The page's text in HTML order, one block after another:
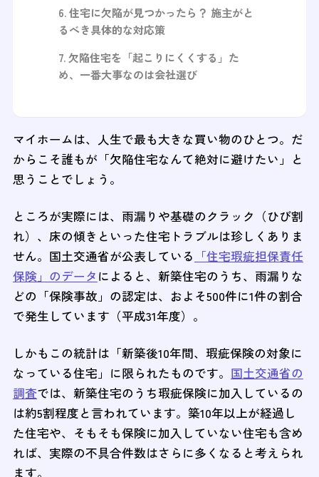
住宅に欠陥が見つかったら？ 施主がと
るべき具体的な対応策
欠陥住宅を「起こりにくくする」た
め、一番大事なのは会社選び
マイホームは、人生で最も大きな買い物のひとつ。だ
からこそ誰もが「欠陥住宅なんて絶対に避けたい」と
思うことでしょう。
ところが実際には、雨漏りや基礎のクラック（ひび割
れ）、床の傾きといった住宅トラブルは珍しくありま
せん。国土交通省が公表している 「住宅瑕疵担保責任
保険」のデータ によると、新築住宅のうち、雨漏りな
どの「保険事故」の認定は、およそ500件に1件の割合
で発生しています（平成31年度）。
しかもこの統計は「新築後10年間、瑕疵保険の対象に
なっている住宅」に限られたものです。 国土交通省の
調査では、新築住宅のうち瑕疵保険に加入しているの
は約5割程度と言われています。築10年以上が経過し
た住宅や、そもそも保険に加入していない住宅も含め
れば、実際の不具合件数はさらに多くなると考えられ
ます。